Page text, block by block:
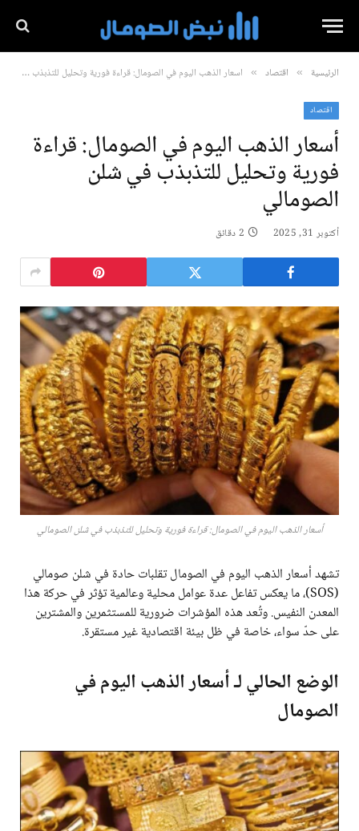
الرئيسية » اقتصاد » أسعار الذهب اليوم في الصومال: قراءة فورية وتحليل للتذبذب في شلن الصومالي
اقتصاد
أسعار الذهب اليوم في الصومال: قراءة
فورية وتحليل للتذبذب في شلن
الصومالي
أكتوبر 31, 2025 2 دقائق
أسعار الذهب اليوم في الصومال: قراءة فورية وتحليل للتذبذب في شلن الصومالي
تشهد أسعار الذهب اليوم في الصومال تقلبات حادة في شلن صومالي
(SOS)، ما يعكس تفاعل عدة عوامل محلية وعالمية تؤثر في حركة هذا
المعدن النفيس. وتُعد هذه المؤشرات ضرورية للمستثمرين والمشترين
على حدّ سواء، خاصة في ظل بيئة اقتصادية غير مستقرة.
الوضع الحالي لـ أسعار الذهب اليوم في
الصومال